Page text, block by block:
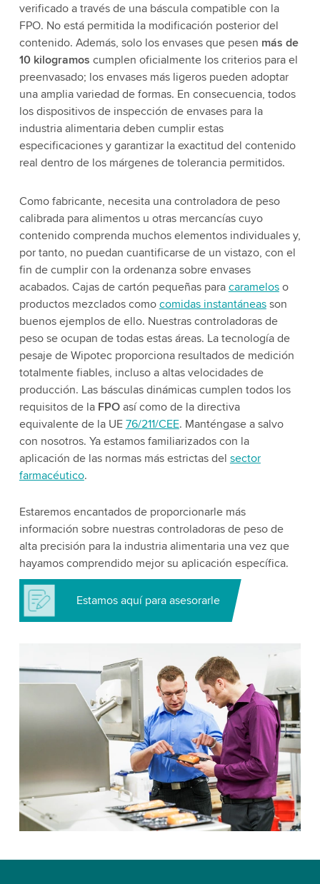
verificado a través de una báscula compatible con la
FPO. No está permitida la modificación posterior del
contenido. Además, solo los envases que pesen más de
10 kilogramos cumplen oficialmente los criterios para el
preenvasado; los envases más ligeros pueden adoptar
una amplia variedad de formas. En consecuencia, todos
los dispositivos de inspección de envases para la
industria alimentaria deben cumplir estas
especificaciones y garantizar la exactitud del contenido
real dentro de los márgenes de tolerancia permitidos.
Como fabricante, necesita una controladora de peso
calibrada para alimentos u otras mercancías cuyo
contenido comprenda muchos elementos individuales y,
por tanto, no puedan cuantificarse de un vistazo, con el
fin de cumplir con la ordenanza sobre envases
acabados. Cajas de cartón pequeñas para carameloso
productos mezclados como comidas instantáneasson
buenos ejemplos de ello. Nuestras controladoras de
peso se ocupan de todas estas áreas. La tecnología de
pesaje de Wipotec proporciona resultados de medición
totalmente fiables, incluso a altas velocidades de
producción. Las básculas dinámicas cumplen todos los
requisitos de la FPOasí como de la directiva
equivalente de la UE 76/211/CEE. Manténgase a salvo
con nosotros. Ya estamos familiarizados con la
aplicación de las normas más estrictas del sector
farmacéutico.
Estaremos encantados de proporcionarle más
información sobre nuestras controladoras de peso de
alta precisión para la industria alimentaria una vez que
hayamos comprendido mejor su aplicación específica.
Estamos aquí para asesorarle